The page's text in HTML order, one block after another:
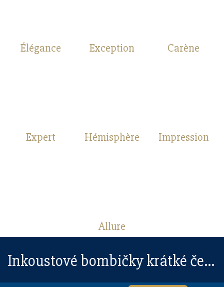
Élégance Exception Carène
Expert Hémisphère Impression
Allure
Inkoustové bombičky krátké černé